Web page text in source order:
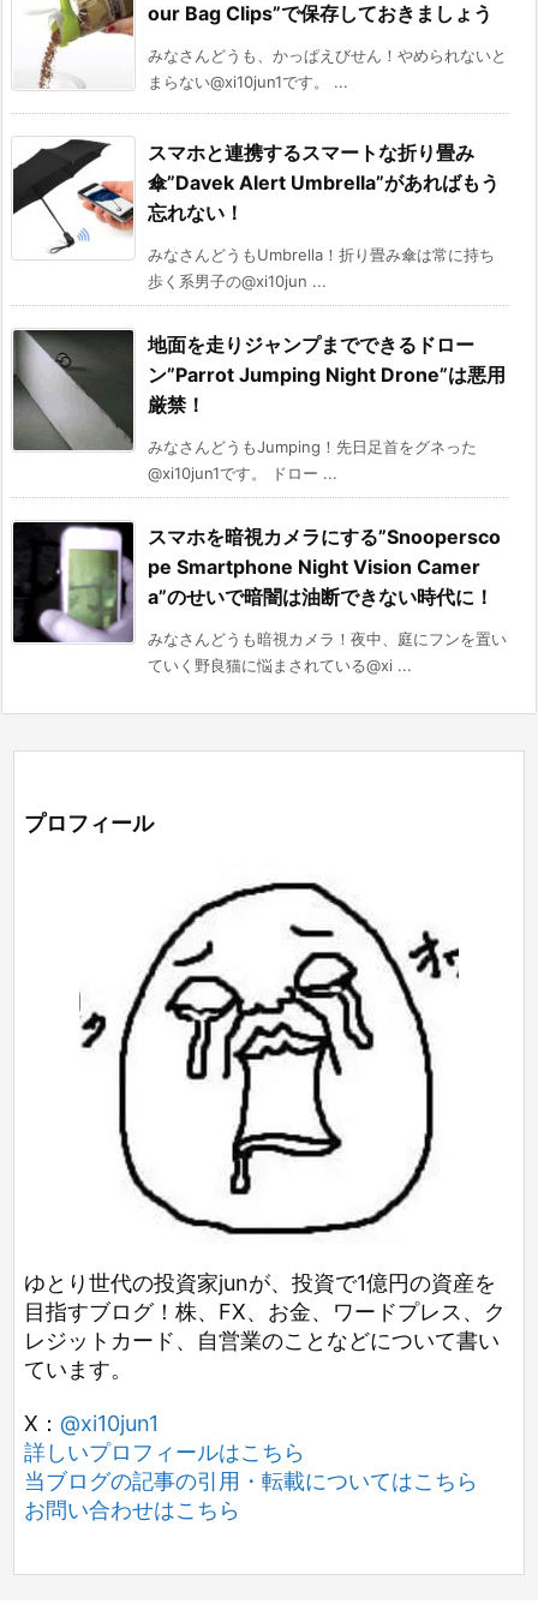
our Bag Clips”で保存しておきましょう
みなさんどうも、かっぱえびせん！やめられないと
まらない@xi10jun1です。 ...
スマホと連携するスマートな折り畳み
傘”Davek Alert Umbrella”があればもう
忘れない！
みなさんどうもUmbrella！折り畳み傘は常に持ち
歩く系男子の@xi10jun ...
地面を走りジャンプまでできるドロー
ン”Parrot Jumping Night Drone”は悪用
厳禁！
みなさんどうもJumping！先日足首をグネった
@xi10jun1です。 ドロー ...
スマホを暗視カメラにする”Snoopersco
pe Smartphone Night Vision Camer
a”のせいで暗闇は油断できない時代に！
みなさんどうも暗視カメラ！夜中、庭にフンを置い
ていく野良猫に悩まされている@xi ...
プロフィール
ゆとり世代の投資家junが、投資で1億円の資産を
目指すブログ！株、FX、お金、ワードプレス、ク
レジットカード、自営業のことなどについて書い
ています。
X： @xi10jun1
詳しいプロフィールはこちら
当ブログの記事の引用・転載についてはこちら
お問い合わせはこちら